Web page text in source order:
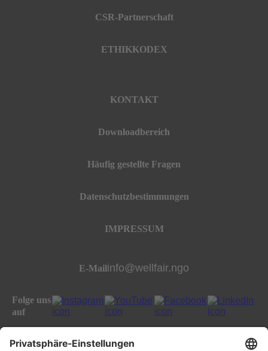
CSR-Partnerschaft
ETHIKKODEX
KONTAKT
Downloadbereich
Häufig gestellte Fragen
Datenschutzbestimmungen
IMPRESSUM
E-Mailinfo@wellfair.ngo
Folge uns
auf
All rights reserved well:fair foundation 2023.